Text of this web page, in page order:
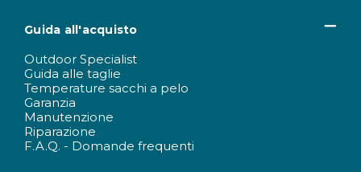
Guida all'acquisto
Outdoor Specialist
Guida alle taglie
Temperature sacchi a pelo
Garanzia
Manutenzione
Riparazione
F.A.Q. - Domande frequenti